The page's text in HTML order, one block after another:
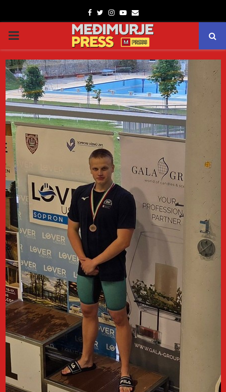
Facebook
TwitterInstagram
Youtube
Email
PRIMARY
MENU